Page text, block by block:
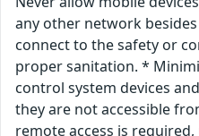
any other network
connect to the safety or
proper sanitation. *
control system devices
they are not accessible
remote access is